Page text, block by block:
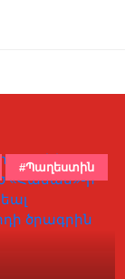
#Պաղեստին